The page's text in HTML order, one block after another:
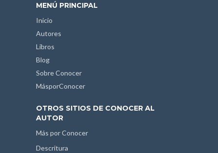
MENÚ PRINCIPAL
Inicio
Autores
Libros
Blog
Sobre Conocer
MásporConocer
OTROS SITIOS DE CONOCER AL
AUTOR
Más por Conocer
Descritura